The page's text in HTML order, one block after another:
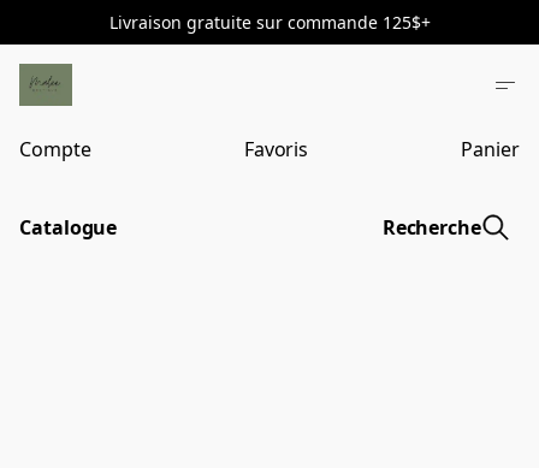
Livraison gratuite sur commande 125$+
Compte Favoris Panier
Catalogue Recherche